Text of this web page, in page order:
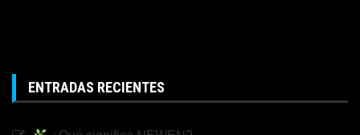
ENTRADAS RECIENTES